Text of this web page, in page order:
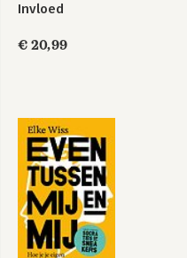
Bibliografie
Invloed
€ 20,99